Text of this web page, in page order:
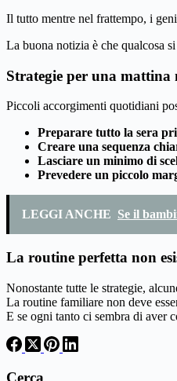
Il tutto mentre nel frattempo, i
La buona notizia è che qualcosa
Strategie per una mattina
Piccoli accorgimenti quotidiani
Preparare tutto la sera
Creare una sequenza
Lasciare un minimo di
Prevedere un piccolo
LEGGI ANCHE Se il
La routine perfetta non
Nonostante tutte le strategie,
La routine familiare non deve
E se ogni tanto ci sembra di aver